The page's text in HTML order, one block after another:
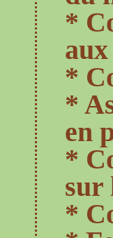
*
*
*
en
*
sur
*